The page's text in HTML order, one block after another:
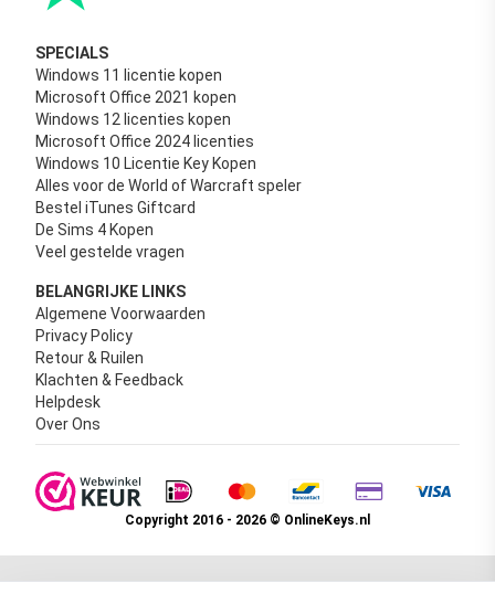
SPECIALS
Windows 11 licentie kopen
Microsoft Office 2021 kopen
Windows 12 licenties kopen
Microsoft Office 2024 licenties
Windows 10 Licentie Key Kopen
Alles voor de World of Warcraft speler
Bestel iTunes Giftcard
De Sims 4 Kopen
Veel gestelde vragen
BELANGRIJKE LINKS
Algemene Voorwaarden
Privacy Policy
Retour & Ruilen
Klachten & Feedback
Helpdesk
Over Ons
Copyright 2016 - 2026 © OnlineKeys.nl